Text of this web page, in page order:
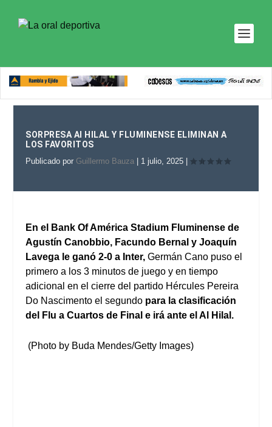
SORPRESA Al HILAL Y FLUMINENSE ELIMINAN A
LOS FAVORITOS
Publicado por Guillermo Bauza 1 julio, 2025
En el Bank Of América Stadium Fluminense de
Agustín Canobbio, Facundo Bernal y Joaquín
Lavega le ganó 2-0 a Inter, Germán Cano puso el
primero a los 3 minutos de juego y en tiempo
adicional en el cierre del partido Hércules Pereira
Do Nascimento el segundo para la clasificación
del Flu a Cuartos de Final e irá ante el Al Hilal.
(Photo by Buda Mendes/Getty Images)